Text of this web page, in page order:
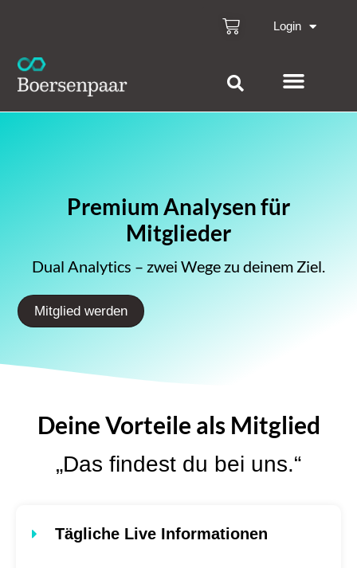
Login
Premium Analysen für
Mitglieder
Dual Analytics – zwei Wege zu deinem Ziel.
Mitglied werden
Deine Vorteile als Mitglied
„Das findest du bei uns.“
Tägliche Live Informationen